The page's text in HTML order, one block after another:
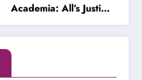
Academia: All’s Justice
é uma celebração
empolgante que honra